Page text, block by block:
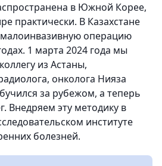
в Южной Корее,
практически. В Казахстане
операцию
1 марта 2024 года мы
из Астаны,
онколога Нияза
за рубежом, а теперь
Внедряем эту методику в
институте
болезней.